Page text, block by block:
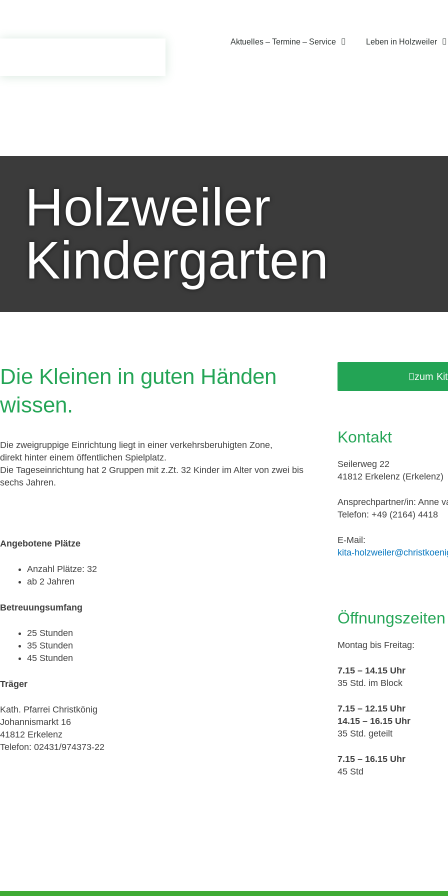
Aktuelles – Termine – Service Leben in Holzweiler
Holzweiler
Kindergarten
Die Kleinen in guten Händen
wissen.
Die zweigruppige Einrichtung liegt in einer verkehrsberuhigten Zone,
direkt hinter einem öffentlichen Spielplatz.
Die Tageseinrichtung hat 2 Gruppen mit z.Zt. 32 Kinder im Alter von zwei bis
sechs Jahren.
Angebotene Plätze
Anzahl Plätze: 32
ab 2 Jahren
Betreuungsumfang
25 Stunden
35 Stunden
45 Stunden
Träger
Kath. Pfarrei Christkönig
Johannismarkt 16
41812 Erkelenz
Telefon: 02431/974373-22
zum
Kontakt
Seilerweg 22
41812 Erkelenz (Erkelenz)
Ansprechpartner/in: Anne
Telefon: +49 (2164) 4418
E-Mail:
kita-
Öffnungszeiten
Montag bis Freitag:
7.15 – 14.15 Uhr
35 Std. im Block
7.15 – 12.15 Uhr
14.15 – 16.15 Uhr
35 Std. geteilt
7.15 – 16.15 Uhr
45 Std